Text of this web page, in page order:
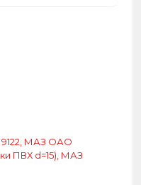
9122, МАЗ ОАО
ПВХ d=15), МАЗ